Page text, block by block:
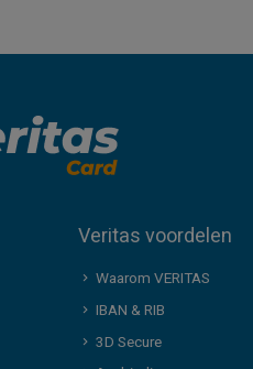
Veritas voordelen
Waarom VERITAS
IBAN & RIB
3D Secure